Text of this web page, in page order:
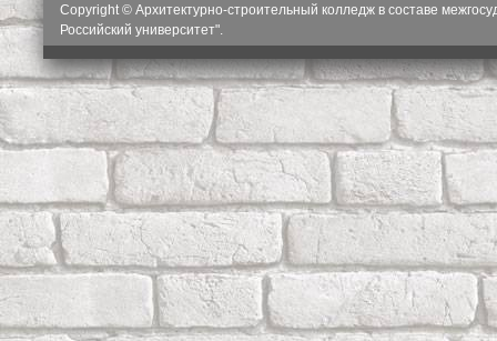
Copyright © Архитектурно-строительный колледж в составе
Российский университет".